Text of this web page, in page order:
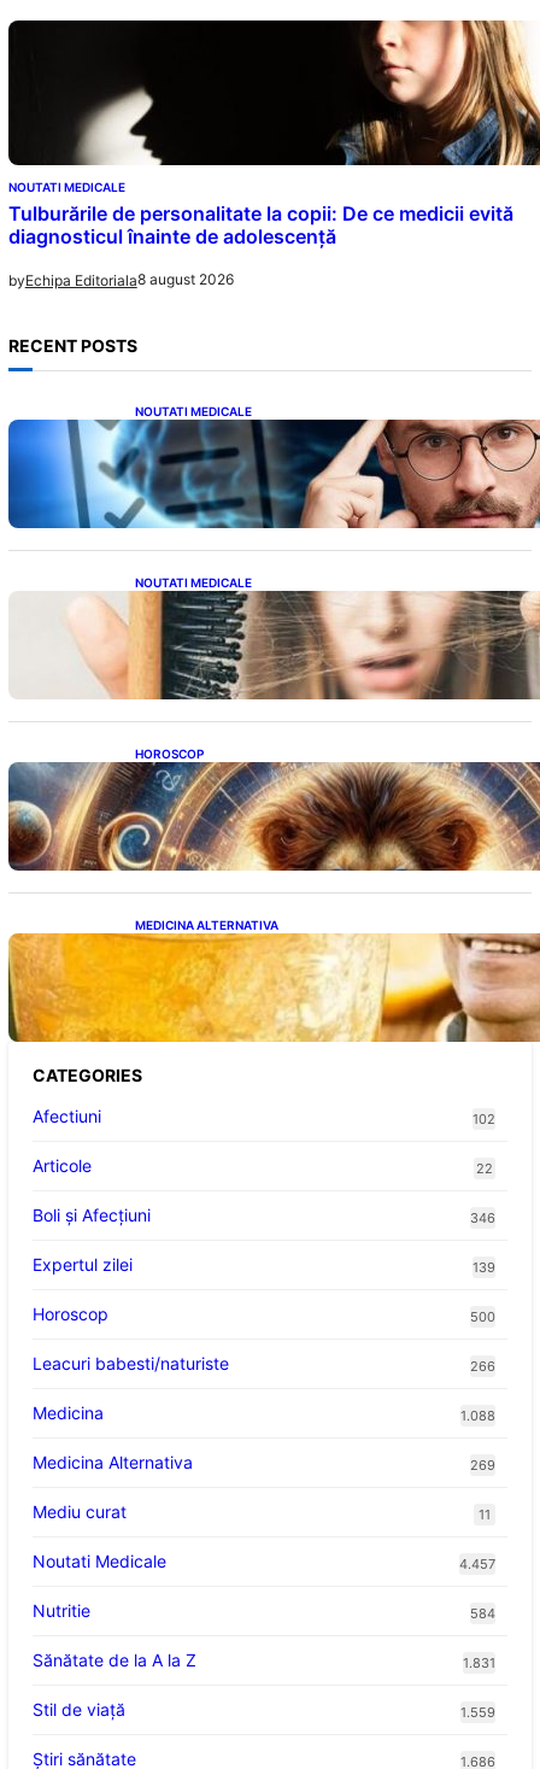
NOUTATI MEDICALE
Tulburările de personalitate la copii: De ce medicii evită
diagnosticul înainte de adolescență
byEchipa Editoriala8 august 2026
RECENT POSTS
NOUTATI MEDICALE
Inteligența dincolo de note: Semnele unui IQ
ridicat care nu țin de școală
NOUTATI MEDICALE
Semnele unei deficiențe de proteine:
Impactul asupra sănătății tale
HOROSCOP
Portalul Leului 8/8: Oportunități de
Abundență pentru Cinci Zodii în 2026
MEDICINA ALTERNATIVA
Cele cinci băuturi esențiale pentru
menținerea glicemiei sub control pe timpul
nopții: Ghidul specialistului
CATEGORIES
Afectiuni
102
Articole 22
Boli și Afecțiuni 346
Expertul zilei 139
Horoscop 500
Leacuri babesti/naturiste 266
Medicina 1.088
Medicina Alternativa 269
Mediu curat 11
Noutati Medicale 4.457
Nutritie 584
Sănătate de la A la Z 1.831
Stil de viaţă 1.559
Ştiri sănătate 1.686